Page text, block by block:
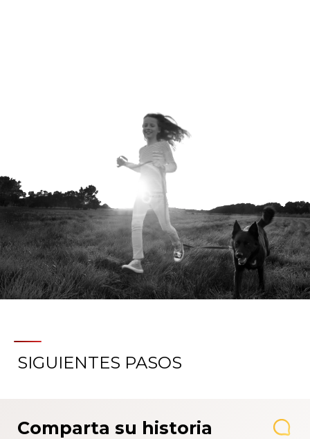
SIGUIENTES PASOS
Comparta su historia